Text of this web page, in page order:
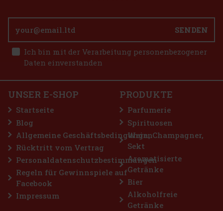
Bestellen
Dose 64 g
jedem Kauen für lang anhaltende
Sie sie immer griffbereit –
Rabatt: 43%
Aktion
SENDEN
Ich bin mit der Verarbeitung personenbezogener
Daten einverstanden
UNSER E-SHOP
Startseite
Blog
Allgemeine Geschäftsbedingungen
Rücktritt vom Vertrag
Personaldatenschutzbestimmungen
Regeln für Gewinnspiele auf
Facebook
Impressum
PRODUKTE
Parfumerie
Spirituosen
Wein, Champagner,
Sekt
Aromatisierte
Getränke
Bier
Alkoholfreie
Getränke